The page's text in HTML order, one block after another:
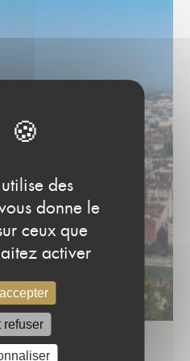
des
donne le
ceux que
activer
refuser